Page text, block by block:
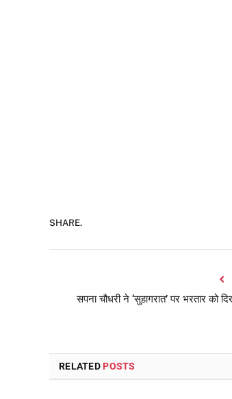
SHARE.
सपना चौधरी ने ‘सुहागरात’ पर भरतार को
RELATED POSTS